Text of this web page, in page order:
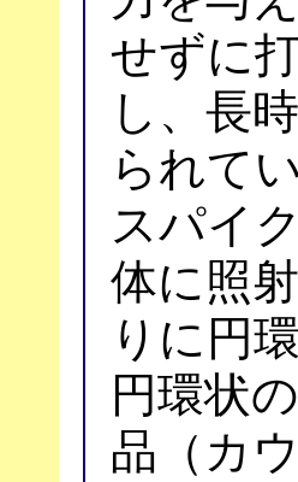
せずに
し、長
られて
スパイ
体に照
りに円
円環状
品（カ